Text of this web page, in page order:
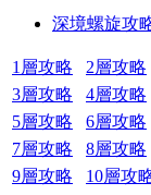
深境螺旋攻
1層攻略
2層攻略
3層攻略
4層攻略
5層攻略
6層攻略
7層攻略
8層攻略
9層攻略
10層攻